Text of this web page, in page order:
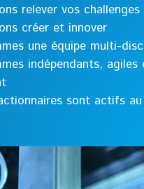
relever vos
créer et innover
une équipe multi-
indépendants,
sont actifs au